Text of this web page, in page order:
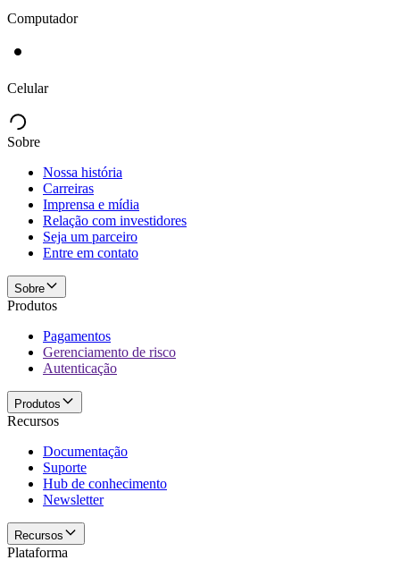
Computador
Celular
Sobre
Nossa história
Carreiras
Imprensa e mídia
Relação com investidores
Seja um parceiro
Entre em contato
Sobre
Produtos
Pagamentos
Gerenciamento de risco
Autenticação
Produtos
Recursos
Documentação
Suporte
Hub de conhecimento
Newsletter
Recursos
Plataforma